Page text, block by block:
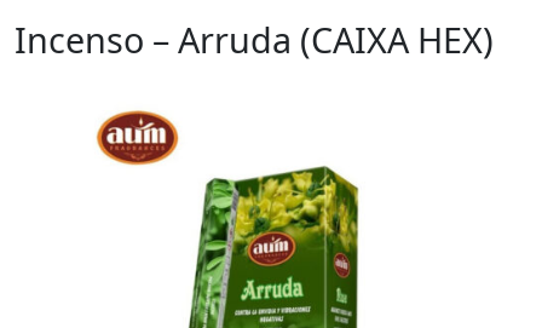
Incenso – Arruda (CAIXA HEX)